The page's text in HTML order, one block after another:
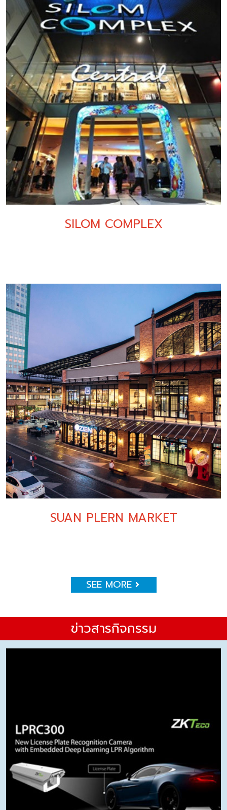
SILOM COMPLEX
SUAN PLERN MARKET
SEE MORE
ข่าวสารกิจกรรม